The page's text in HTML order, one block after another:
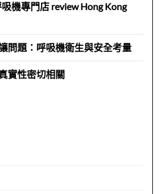
機專門店 review Hong Kong
問題：呼吸機衛生與安全考量
實性密切相關